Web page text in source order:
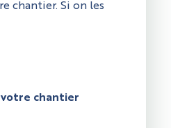
chantier. Si on les
chantier